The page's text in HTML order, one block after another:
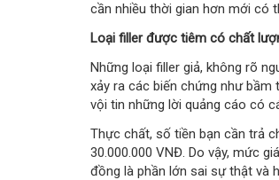
cần nhiều thời gian hơn mới có
Loại filler được tiêm có chất
Những loại filler giả, không rõ
xảy ra các biến chứng như bầm
vội tin những lời quảng cáo có
Thực chất, số tiền bạn cần trả
30.000.000 VNĐ. Do vậy, mức
đồng là phần lớn sai sự thật và